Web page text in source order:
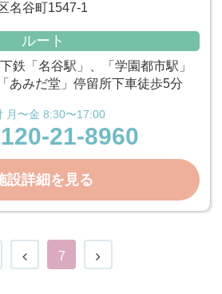
名谷町1547-1
ルート
鉄「名谷駅」、「学園都市駅」
あみだ堂」停留所下車徒歩5分
月〜金 8:30〜17:00
21-8960
設詳細を見る
7